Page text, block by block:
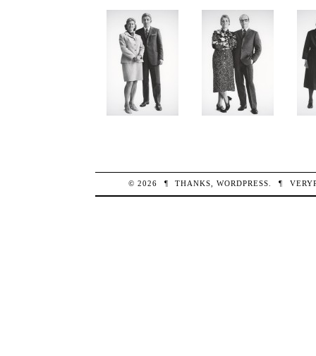
© 2026 ¶ THANKS,WORDPRESS ¶